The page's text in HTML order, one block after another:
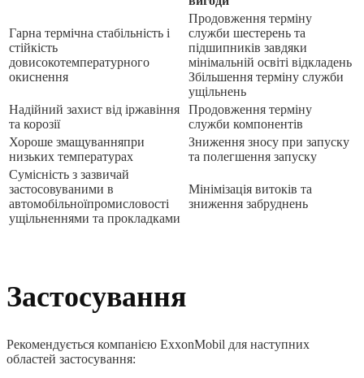
Гарна термічна стабільність і
стійкість
довисокотемпературного
окиснення
Продовження терміну
служби шестерень та
підшипників завдяки
мінімальній освіті відкладень
Збільшення терміну служби
ущільнень
Надійний захист від іржавіння
та корозії
Продовження терміну
служби компонентів
Хороше змащуванняпри
низьких температурах
Зниження зносу при запуску
та полегшення запуску
Сумісність з зазвичай
застосовуваними в
автомобільноїпромисловості
ущільненнями та прокладками
Мінімізація витоків та
зниження забруднень
Застосування
Рекомендується компанією ExxonMobil для наступних
областей застосування: